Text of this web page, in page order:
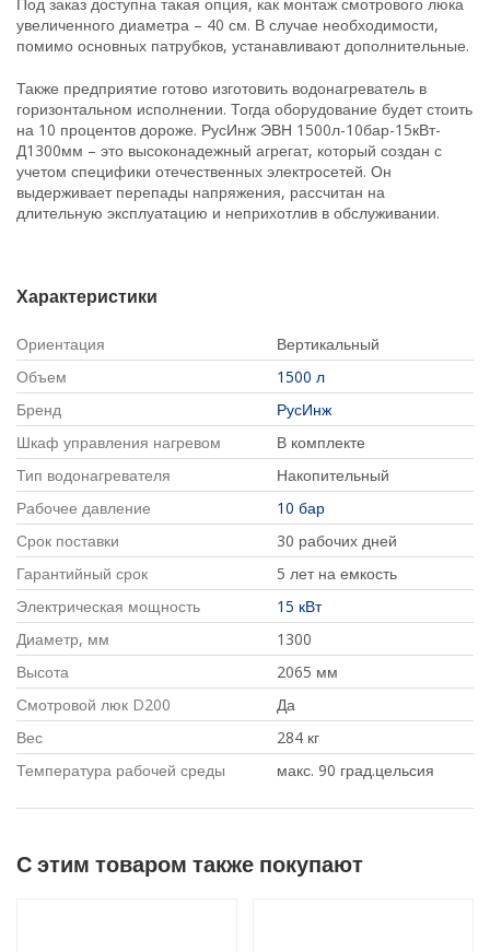
увеличенного диаметра – 40 см. В случае необходимости,
помимо основных патрубков, устанавливают дополнительные.
Также предприятие готово изготовить водонагреватель в
горизонтальном исполнении. Тогда оборудование будет стоить
на 10 процентов дороже. РусИнж ЭВН 1500л-10бар-15кВт-
Д1300мм – это высоконадежный агрегат, который создан с
учетом специфики отечественных электросетей. Он
выдерживает перепады напряжения, рассчитан на
длительную эксплуатацию и неприхотлив в обслуживании.
Характеристики
Ориентация
Вертикальный
Объем
1500 л
Бренд
РусИнж
Шкаф управления нагревом
В комплекте
Тип водонагревателя
Накопительный
Рабочее давление
10 бар
Срок поставки
30 рабочих дней
Гарантийный срок
5 лет на емкость
Электрическая мощность
15 кВт
Диаметр, мм
1300
Высота
2065 мм
Смотровой люк D200
Да
Вес
284 кг
Температура рабочей среды
макс. 90 град.цельсия
С этим товаром также покупают